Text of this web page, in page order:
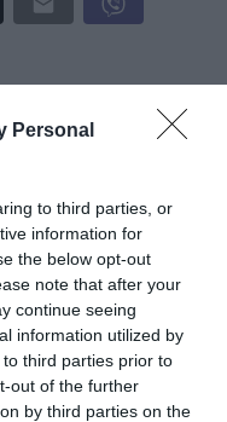
Personal
to third parties, or
information for
the below opt-out
note that after your
continue seeing
information utilized by
third parties prior to
out of the further
by third parties on the